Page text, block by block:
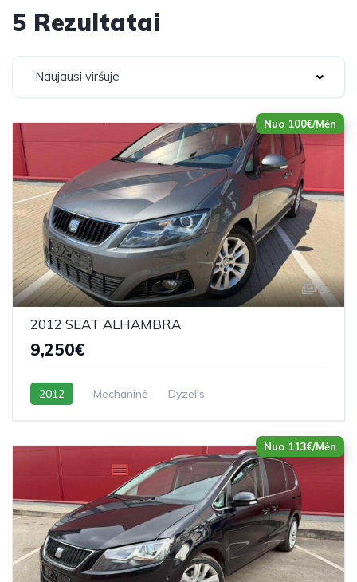
5 Rezultatai
Naujausi viršuje
Nuo 100€/Mėn
9
2012 SEAT ALHAMBRA
9,250€
2012 Mechaninė Dyzelis
Nuo 113€/Mėn